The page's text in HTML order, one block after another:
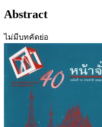
Abstract
ไม่มีบทคัดย่อ